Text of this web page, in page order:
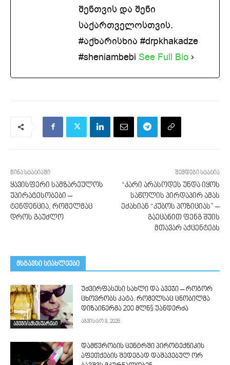
შენთვის და შენი
საქართველოსთვის.
#აქხარისხია #drpkhakadze
#sheniambebi See Full Bio
წინა სტატიაში
ყავისფერი სამზარეულოს
უპირატესობები –
ტენდენცია, რომელმაც
დროს გაუძლო
შემდეგი სტატია
“კარი არასოდეს უნდა იყოს
საწოლის პირდაპირ ამას
ეძახიან “კუბოს პოზიციას” –
გაეცანით ფენგ შუის
მთავარ აქცენტებს
მსგავსი სიახლეები
ავეჯი/აქსესუარები
უძვირფასესი სახლი და ავეჯი – როგორ
ცხოვრობს კატა, რომელსაც ცნობილმა
დიზაინერმა 200 მლნ$ უანდერძა
აგვისტო 8, 2026
დამწვრობის ცენტრში პიროტექნიკის
აფეთქების შედეგად დაშავებულ ორ